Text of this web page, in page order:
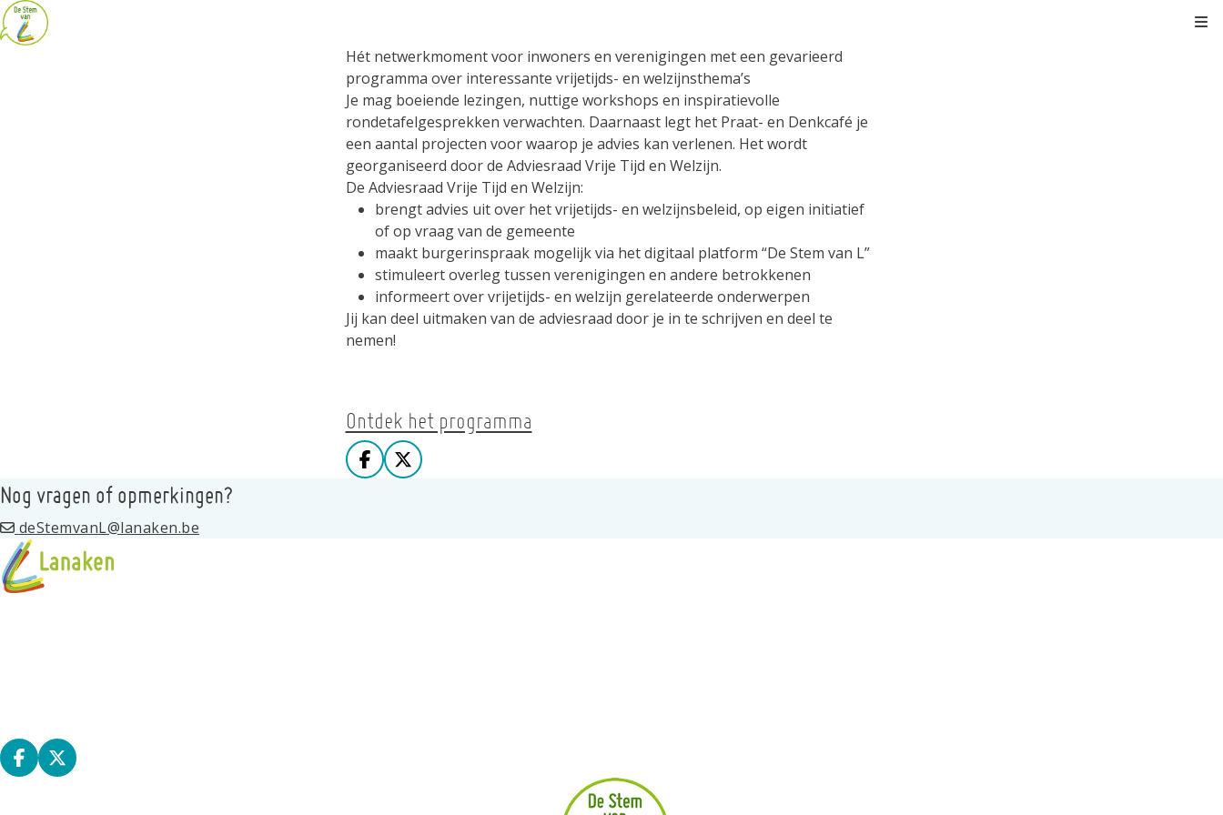
Hét netwerkmoment voor inwoners en verenigingen met een gevarieerd
programma over interessante vrijetijds- en welzijnsthema’s
Je mag boeiende lezingen, nuttige workshops en inspiratievolle
rondetafelgesprekken verwachten. Daarnaast legt het Praat- en Denkcafé je
een aantal projecten voor waarop je advies kan verlenen. Het wordt
georganiseerd door de Adviesraad Vrije Tijd en Welzijn.
De Adviesraad Vrije Tijd en Welzijn:
brengt advies uit over het vrijetijds- en welzijnsbeleid, op eigen initiatief
of op vraag van de gemeente
maakt burgerinspraak mogelijk via het digitaal platform “De Stem van L”
stimuleert overleg tussen verenigingen en andere betrokkenen
informeert over vrijetijds- en welzijn gerelateerde onderwerpen
Jij kan deel uitmaken van de adviesraad door je in te schrijven en deel te
nemen!
Ontdek het programma
Deel op facebook
Deel op X
Nog vragen of opmerkingen?
deStemvanL@lanaken.be
Deel op facebook
Deel op X